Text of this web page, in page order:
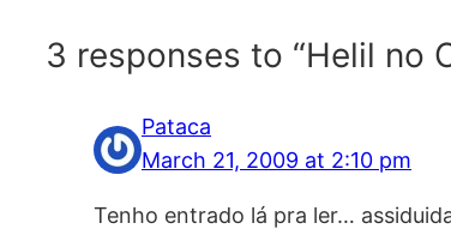
3 responses to “Helil no
Pataca
March 21, 2009 at 2:10 pm
Tenho entrado lá pra ler…